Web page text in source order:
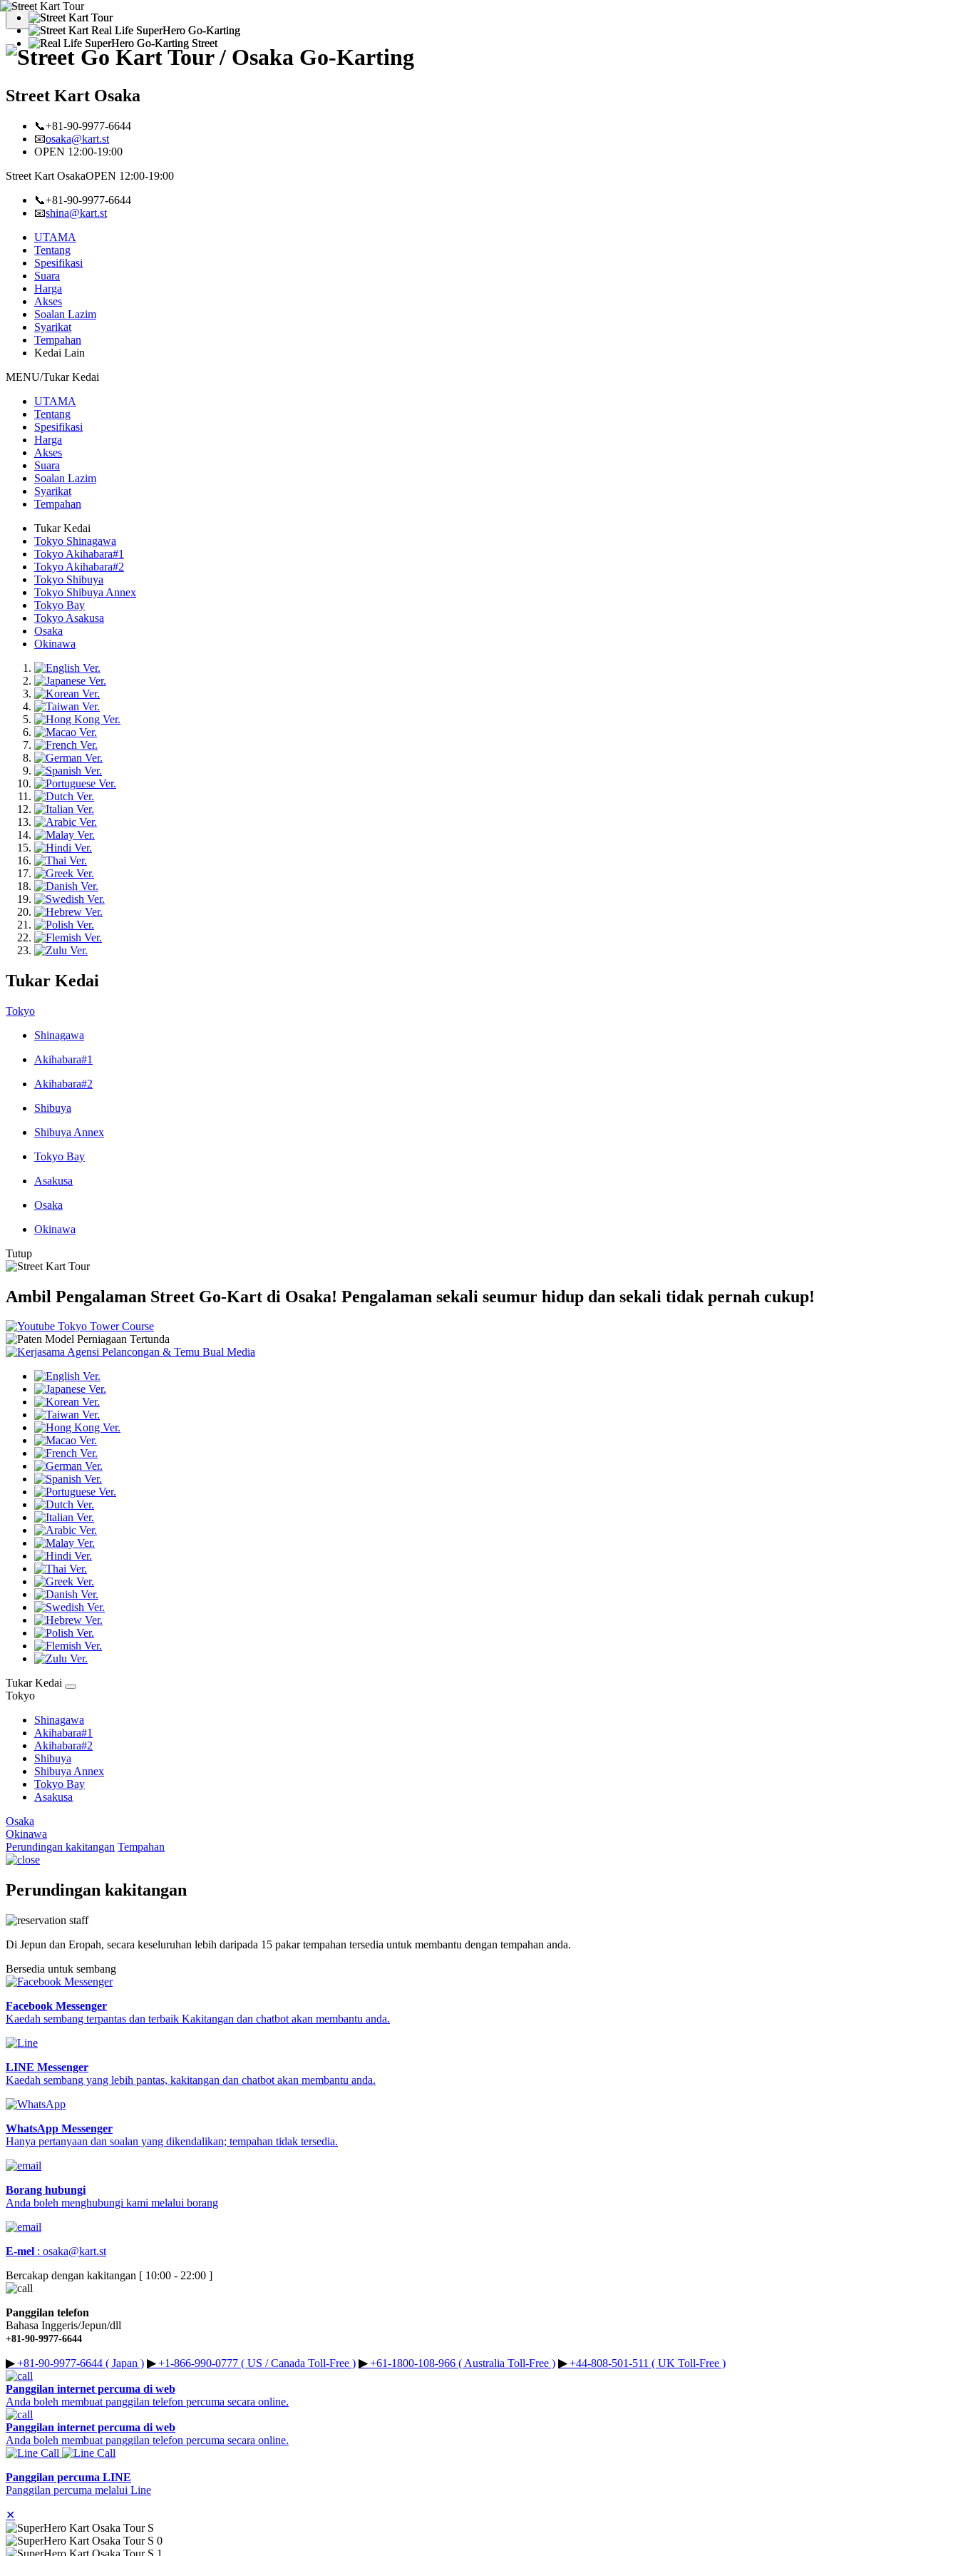
Street Kart Osaka
📞+81-90-9977-6644
📧osaka@kart.st
OPEN 12:00-19:00
Street Kart OsakaOPEN 12:00-19:00
📞+81-90-9977-6644
📧shina@kart.st
UTAMA
Tentang
Spesifikasi
Suara
Harga
Akses
Soalan Lazim
Syarikat
Tempahan
Kedai Lain
MENU/Tukar Kedai
UTAMA
Tentang
Spesifikasi
Harga
Akses
Suara
Soalan Lazim
Syarikat
Tempahan
Tukar Kedai
Tokyo Shinagawa
Tokyo Akihabara#1
Tokyo Akihabara#2
Tokyo Shibuya
Tokyo Shibuya Annex
Tokyo Bay
Tokyo Asakusa
Osaka
Okinawa
Tukar Kedai
Tokyo
Shinagawa
Akihabara#1
Akihabara#2
Shibuya
Shibuya Annex
Tokyo Bay
Asakusa
Osaka
Okinawa
Tutup
Ambil Pengalaman Street Go-Kart di Osaka! Pengalaman sekali seumur hidup dan sekali tidak pernah cukup!
Tukar Kedai
Tokyo
Shinagawa
Akihabara#1
Akihabara#2
Shibuya
Shibuya Annex
Tokyo Bay
Asakusa
Osaka
Okinawa
Perundingan kakitangan Tempahan
Perundingan kakitangan
Di Jepun dan Eropah, secara keseluruhan lebih daripada 15 pakar tempahan tersedia untuk membantu dengan tempahan anda.
Bersedia untuk sembang
Facebook Messenger
Kaedah sembang terpantas dan terbaik Kakitangan dan chatbot akan membantu anda.
LINE Messenger
Kaedah sembang yang lebih pantas, kakitangan dan chatbot akan membantu anda.
WhatsApp Messenger
Hanya pertanyaan dan soalan yang dikendalikan; tempahan tidak tersedia.
Borang hubungi
Anda boleh menghubungi kami melalui borang
E-mel : osaka@kart.st
Bercakap dengan kakitangan [ 10:00 - 22:00 ]
Panggilan telefon
Bahasa Inggeris/Jepun/dll
+81-90-9977-6644
▶︎+81-90-9977-6644 ( Japan ) ▶︎+1-866-990-0777 ( US / Canada Toll-Free ) ▶︎+61-1800-108-966 ( Australia Toll-Free ) ▶︎+44-808-501-511 ( UK Toll-Free )
Panggilan internet percuma di web
Anda boleh membuat panggilan telefon percuma secara online.
Panggilan internet percuma di web
Anda boleh membuat panggilan telefon percuma secara online.
Panggilan percuma LINE
Panggilan percuma melalui Line
✕